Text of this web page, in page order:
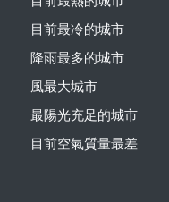
目前最冷的城市
降雨最多的城市
風最大城市
最陽光充足的城市
目前空氣質量最差